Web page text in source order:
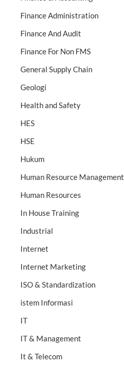
Finance Administration
Finance And Audit
Finance For Non FMS
General Supply Chain
Geologi
Health and Safety
HES
HSE
Hukum
Human Resource Management
Human Resources
In House Training
Industrial
Internet
Internet Marketing
ISO & Standardization
istem Informasi
IT
IT & Management
It & Telecom